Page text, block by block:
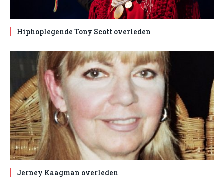
Hiphoplegende Tony Scott overleden
Jerney Kaagman overleden